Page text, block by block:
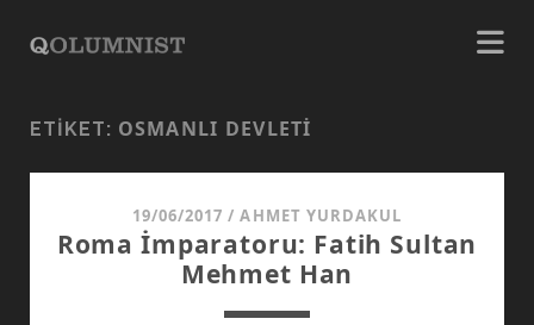
ETIKET: OSMANLI DEVLETI
19/06/2017 /AHMET YURDAKUL
Roma İmparatoru: Fatih Sultan
Mehmet Han